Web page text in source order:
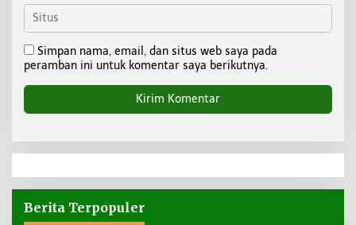
Simpan nama, email, dan situs web saya pada
peramban ini untuk komentar saya berikutnya.
Berita Terpopuler